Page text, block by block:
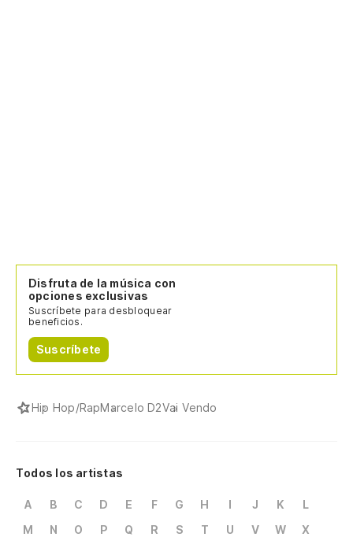
Disfruta de la música con
opciones exclusivas
Suscríbete para desbloquear
beneficios.
Suscríbete
Hip Hop/RapMarcelo D2Vai Vendo
Todos los artistas
A B C D E F G H I J K
L
M
N O P Q R S T U V W
X